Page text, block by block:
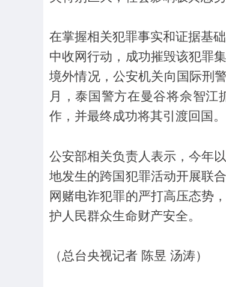
在掌握相关犯罪事实和证据基
中收网行动，成功摧毁该犯罪
境外情况，公安机关向国际刑
月，泰国警方在曼谷将佘智
作，并最终成功将其引渡回国。
公安部相关负责人表示，今年
地发生的跨国犯罪活动开展联
网赌电诈犯罪的严打高压态势
护人民群众生命财产安全。
（总台央视记者 陈昱 汤涛）